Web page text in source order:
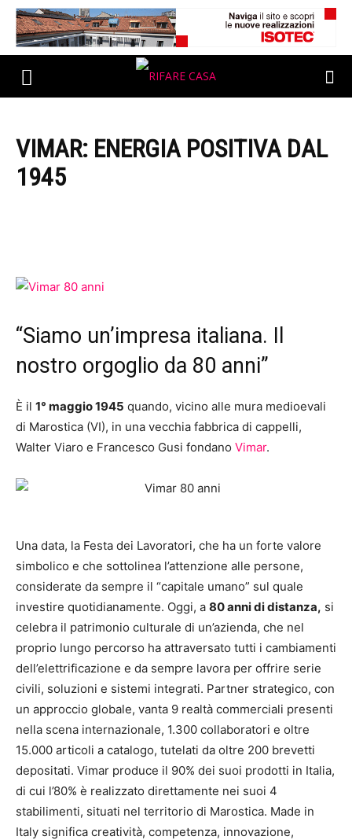
VIMAR: ENERGIA POSITIVA DAL
1945
“Siamo un’impresa italiana. Il
nostro orgoglio da 80 anni”
È il 1° maggio 1945 quando, vicino alle mura medioevali
di Marostica (VI), in una vecchia fabbrica di cappelli,
Walter Viaro e Francesco Gusi fondano Vimar.
Una data, la Festa dei Lavoratori, che ha un forte valore
simbolico e che sottolinea l’attenzione alle persone,
considerate da sempre il “capitale umano” sul quale
investire quotidianamente. Oggi, a 80 anni di distanza, si
celebra il patrimonio culturale di un’azienda, che nel
proprio lungo percorso ha attraversato tutti i cambiamenti
dell’elettrificazione e da sempre lavora per offrire serie
civili, soluzioni e sistemi integrati. Partner strategico, con
un approccio globale, vanta 9 realtà commerciali presenti
nella scena internazionale, 1.300 collaboratori e oltre
15.000 articoli a catalogo, tutelati da oltre 200 brevetti
depositati. Vimar produce il 90% dei suoi prodotti in Italia,
di cui l’80% è realizzato direttamente nei suoi 4
stabilimenti, situati nel territorio di Marostica. Made in
Italy significa creatività, competenza, innovazione,